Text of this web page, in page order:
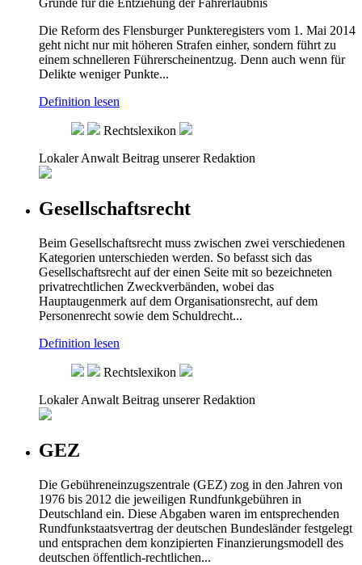
Gründe für die Entziehung der Fahrerlaubnis
Die Reform des Flensburger Punkteregisters vom 1. Mai 2014
geht nicht nur mit höheren Strafen einher, sondern führt zu
einem schnelleren Führerscheinentzug. Denn auch wenn für
Delikte weniger Punkte...
Definition lesen
Rechtslexikon
Lokaler Anwalt Beitrag unserer Redaktion
Gesellschaftsrecht
Beim Gesellschaftsrecht muss zwischen zwei verschiedenen
Kategorien unterschieden werden. So befasst sich das
Gesellschaftsrecht auf der einen Seite mit so bezeichneten
privatrechtlichen Zweckverbänden, wobei das
Hauptaugenmerk auf dem Organisationsrecht, auf dem
Personenrecht sowie dem Schuldrecht...
Definition lesen
Rechtslexikon
Lokaler Anwalt Beitrag unserer Redaktion
GEZ
Die Gebühreneinzugszentrale (GEZ) zog in den Jahren von
1976 bis 2012 die jeweiligen Rundfunkgebühren in
Deutschland ein. Diese Abgaben waren im entsprechenden
Rundfunkstaatsvertrag der deutschen Bundesländer festgelegt
und entsprachen dem konzipierten Finanzierungsmodell des
deutschen öffentlich-rechtlichen...